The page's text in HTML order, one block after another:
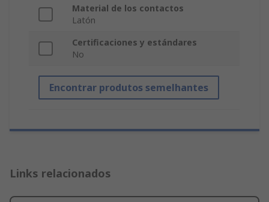
Material de los contactos
Latón
Certificaciones y estándares
No
Encontrar produtos semelhantes
Links relacionados